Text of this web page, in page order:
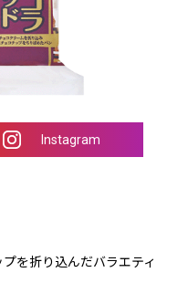
を折り込んだバラエティ
Instagram